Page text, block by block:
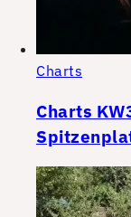
Charts
Charts